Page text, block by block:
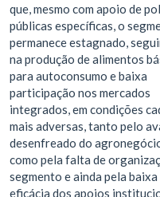
que, mesmo com apoio de
públicas específicas, o
permanece estagnado,
na produção de alimentos
para autoconsumo e baixa
participação nos mercados
integrados, em condições
mais adversas, tanto pelo
desenfreado do
como pela falta de
segmento e ainda pela baixa
eficácia dos apoios